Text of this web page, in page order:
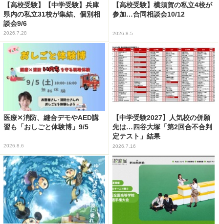
【高校受験】【中学受験】兵庫
県内の私立31校が集結、個別相
談会9/6
2026.7.28
【高校受験】横須賀の私立4校が
参加…合同相談会10/12
2026.8.5
医療✕消防、縫合デモやAED講
習も「おしごと体験博」9/5
2026.8.6
【中学受験2027】人気校の併願
先は…四谷大塚「第2回合不合判
定テスト」結果
2026.7.16